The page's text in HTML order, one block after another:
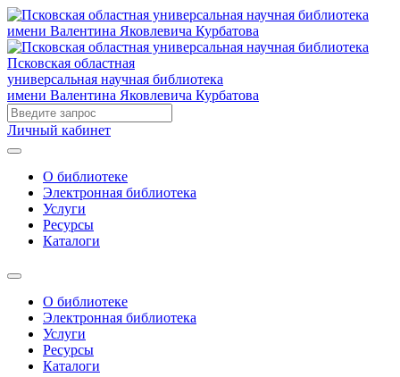
Псковская областная
универсальная научная библиотека
имени Валентина Яковлевича Курбатова
Личный кабинет
О библиотеке
Электронная библиотека
Услуги
Ресурсы
Каталоги
О библиотеке
Электронная библиотека
Услуги
Ресурсы
Каталоги